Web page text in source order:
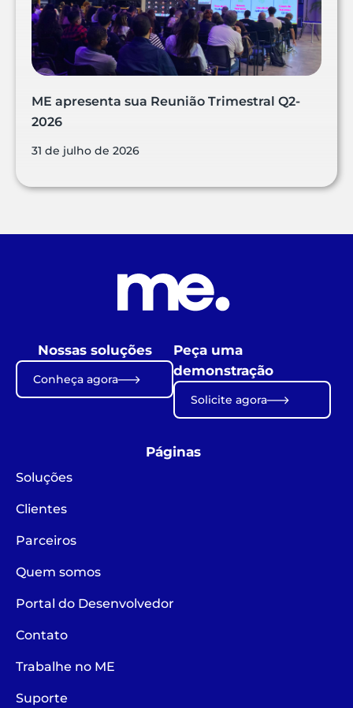
ME apresenta sua Reunião Trimestral Q2-
2026
31 de julho de 2026
Nossas soluções
Conheça agora
Peça uma
demonstração
Solicite agora
Páginas
Soluções
Clientes
Parceiros
Quem somos
Portal do Desenvolvedor
Contato
Trabalhe no ME
Suporte